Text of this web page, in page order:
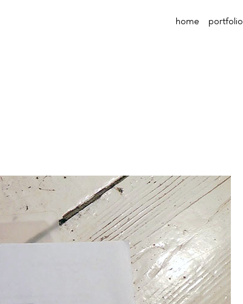
home portfolio